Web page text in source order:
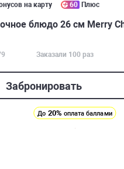
на карту 60 Плюс
блюдо 26 см Merry
Заказали 100 раз
Забронировать
До 20% оплата баллами